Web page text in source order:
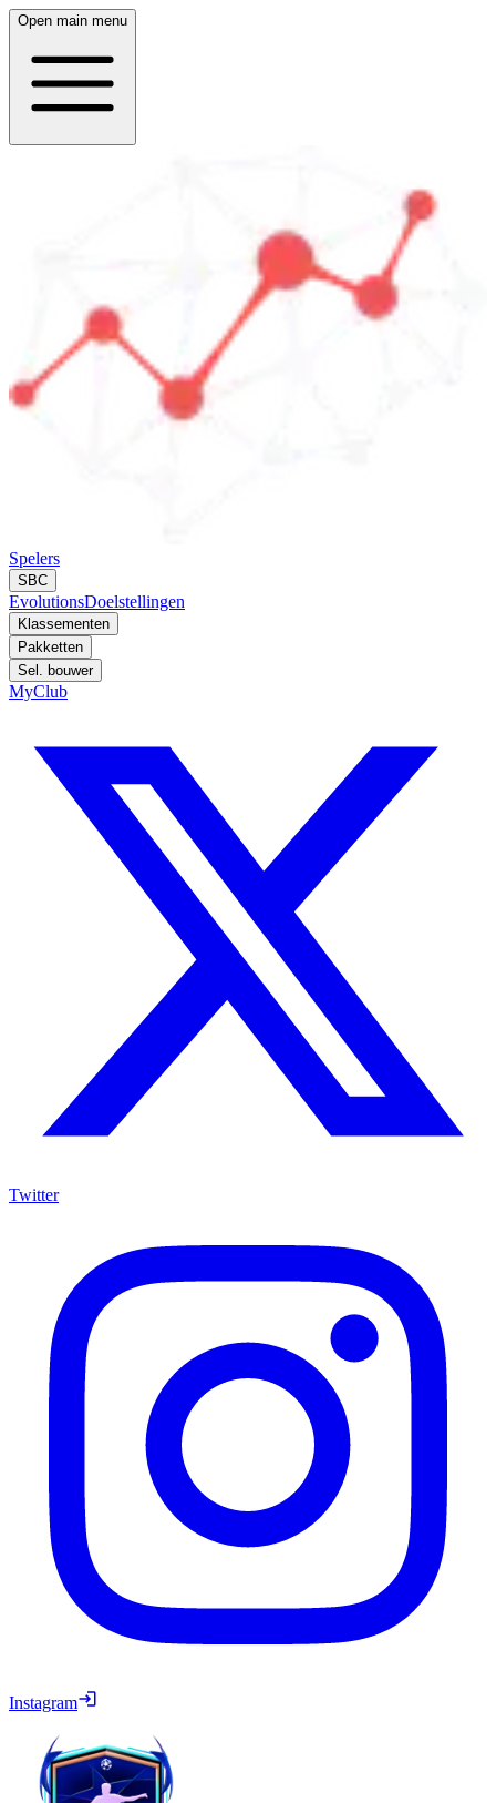
Open main menu
Spelers
SBC
EvolutionsDoelstellingen
Klassementen
Pakketten
Sel. bouwer
MyClub
Twitter
Instagram